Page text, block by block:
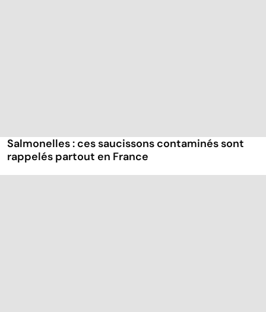
Salmonelles : ces saucissons contaminés sont
rappelés partout en France